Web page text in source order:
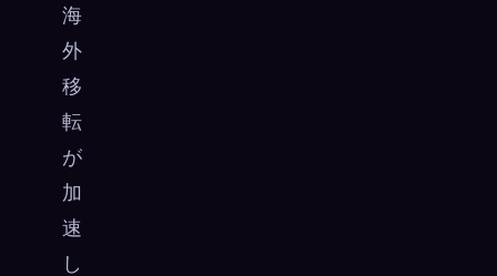
海
外
移
転
が
加
速
し